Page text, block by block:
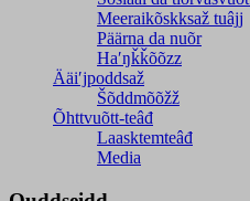
Meeraikõskksaž tuâjj
Päärna da nuõr
Haʹŋǩǩõõzz
Ääiʹjpoddsaž
Šõddmõõžž
Õhttvuõtt-teâđ
Laasktemteâđ
Media